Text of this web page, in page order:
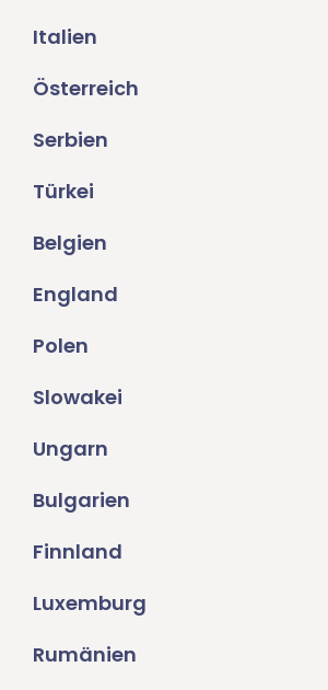
Italien
Österreich
Serbien
Türkei
Belgien
England
Polen
Slowakei
Ungarn
Bulgarien
Finnland
Luxemburg
Rumänien